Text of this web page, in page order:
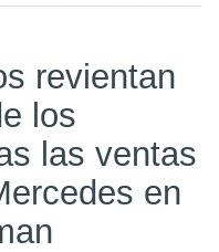
revientan
los
las ventas
en